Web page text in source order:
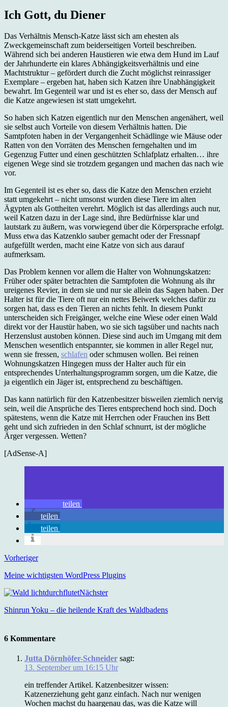
Ich Gott, du Diener
Das Verhältnis Mensch-Katze lässt sich am ehesten als
Zweckgemeinschaft zum beiderseitigen Vorteil beschreiben.
Während sich bei anderen Haustieren wie etwa dem Hund im Lauf
der Jahrhunderte ein klares Abhängigkeitsverhältnis und eine
Machtstruktur – gefördert durch die Zucht möglichst reinrassiger
Exemplare – ergeben hat, haben sich Katzen ihre Unabhängigkeit
bewahrt. Im Gegenteil war und ist es eher so, dass der Mensch auf
die Katze angewiesen ist statt umgekehrt.
So haben sich Katzen eigentlich nur den Menschen angenähert, weil
sie selbst auch Vorteile von diesem Verhältnis hatten. Die
Samtpfoten haben in der Vergangenheit Schädlinge wie Mäuse oder
Ratten von den Vorräten des Menschen ferngehalten und im
Gegenzug Futter und einen geschützten Schlafplatz erhalten… ihre
eigenen Wege sind sie trotzdem gegangen und machen das nach wie
vor.
Im Gegenteil ist es eher so, dass die Katze den Menschen erzieht
statt umgekehrt – nicht umsonst wurden diese Tiere im alten
Ägypten als Gottheiten verehrt. Möglich ist das allerdings auch nur,
weil Katzen dazu in der Lage sind, ihre Bedürfnisse klar und
lautstark zu äußern, was vorwiegend über die Körpersprache erfolgt.
Muss etwa das Katzenklo sauber gemacht oder der Fressnapf
aufgefüllt werden, macht eine Katze von sich aus darauf
aufmerksam.
Das Problem kennen vor allem die Halter von Wohnungskatzen:
Früher oder später betrachten die Samtpfoten die Wohnung als ihr
ureigenes Revier, in dem sie und nur sie allein das Sagen haben. Der
Halter ist für die Tiere oft nur ein nettes Beiwerk welches dafür zu
sorgen hat, dass es den Tieren an nichts fehlt. In diesem Punkt
unterscheiden sich Freigänger, welche eine Wiese oder einen Wald
direkt vor der Haustür haben, wo sie sich tagsüber und nachts nach
Herzenslust austoben können. Diese sind auch im Umgang mit dem
Menschen wesentlich entspannter, sie kommen in aller Regel nur,
wenn sie fressen, schlafen oder schmusen wollen. Bei reinen
Wohnungskatzen Hingegen muss der Halter auch für ein
entsprechendes Unterhaltungsprogramm sorgen, um die Katze, die
ja eigentlich ein Jäger ist, entsprechend zu beschäftigen.
Das kann natürlich für den Katzenbesitzer bisweilen ziemlich nervig
sein, weil die Ansprüche des Tieres entsprechend hoch sind. Doch
spätestens, wenn die Katze mit Herrchen oder Frauchen ins Bett
geht und sich zufrieden in den Schlaf schnurrt, ist der mögliche
Ärger vergessen. Wetten?
[AdSense-A]
teilen
teilen
teilen
Vorheriger
Meine wichtigsten WordPress Plugins
Nächster
Shinrun Yoku – die heilende Kraft des Waldbadens
6 Kommentare
Jutta Dörnhöfer-Schneider sagt:
13. September um 16:15 Uhr
ein treffender Artikel. Katzenbesitzer wissen:
Katzenerziehung geht ganz einfach. Nach nur wenigen
Wochen machst du haargenau das, was die Katze will